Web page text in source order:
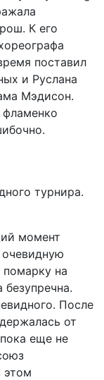
К его
поставил
и Руслана
Мэдисон.
турнира.
момент
на
После
от
еще не
этом